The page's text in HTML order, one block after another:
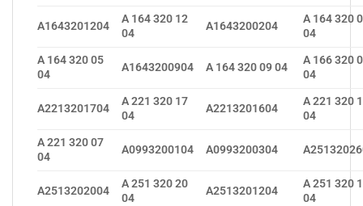
A1643201204
A 164 320 12
04
A1643200204
A 164 320
04
A 164 320 05
04
A1643200904 A 164 320 09 04
A 166 320
04
A2213201704
A 221 320 17
04
A2213201604
A 221 320
04
A 221 320 07
04
A0993200104 A0993200304
A2513202004
A 251 320 20
04
A2513201204
A 251 320
04